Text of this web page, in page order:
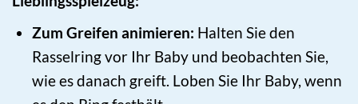
Zum Greifen animieren: Halten Sie den
Rasselring vor Ihr Baby und beobachten Sie,
wie es danach greift. Loben Sie Ihr Baby, wenn